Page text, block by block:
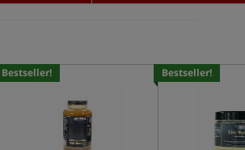
Bestseller! Bestseller!